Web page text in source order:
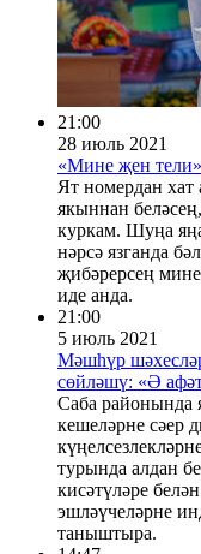
21:00
28 июль 2021
«Мине җен тели»
Ят номердан
якыннан
куркам. Шуңа
нәрсә язганда
җибәрерсең
иде анда.
21:00
5 июль 2021
Мәшһүр
сөйләшү: «Ә
Саба районында
кешеләрне сәер
турында алдан
кисәтүләре
эшләүчеләрне
таныштыра.